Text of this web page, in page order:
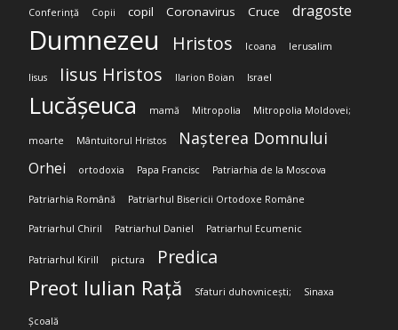
Conferință Copii copil Coronavirus Cruce dragoste
Dumnezeu Hristos Icoana Ierusalim
Iisus Iisus Hristos Ilarion Boian Israel
Lucășeuca mamă Mitropolia Mitropolia Moldovei;
moarte Mântuitorul Hristos Nașterea Domnului
Orhei ortodoxia Papa Francisc Patriarhia de la Moscova
Patriarhia Română Patriarhul Bisericii Ortodoxe Române
Patriarhul Chiril Patriarhul Daniel Patriarhul Ecumenic
Patriarhul Kirill pictura Predica
Preot Iulian Rață Sfaturi duhovnicești; Sinaxa
Școală